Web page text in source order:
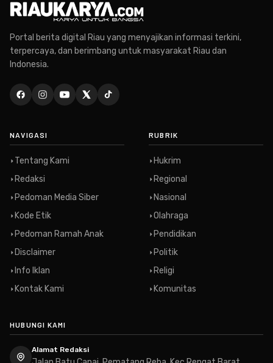
Portal berita digital Riau yang menyajikan informasi terkini,
terpercaya, dan berimbang untuk masyarakat Riau dan
Indonesia.
NAVIGASI
Tentang Kami
Redaksi
Pedoman Media Siber
Kode Etik
Pedoman Ramah Anak
Disclaimer
Info Iklan
Kontak Kami
RUBRIK
Hukrim
Regional
Nasional
Olahraga
Pendidikan
Politik
Religi
Komunitas
HUBUNGI KAMI
Alamat Redaksi